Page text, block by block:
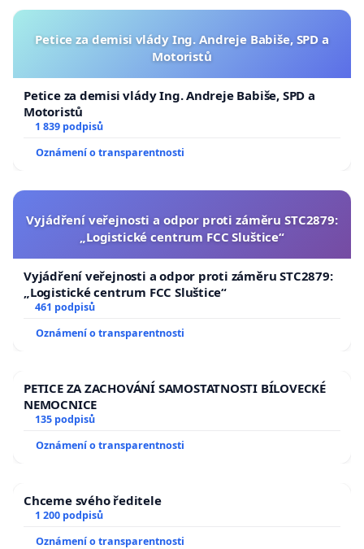
Petice za demisi vlády Ing. Andreje Babiše, SPD a
Motoristů
Petice za demisi vlády Ing. Andreje Babiše, SPD a
Motoristů
1 839 podpisů
Oznámení o transparentnosti
Vyjádření veřejnosti a odpor proti záměru STC2879:
„Logistické centrum FCC Sluštice“
Vyjádření veřejnosti a odpor proti záměru STC2879:
„Logistické centrum FCC Sluštice“
461 podpisů
Oznámení o transparentnosti
PETICE ZA ZACHOVÁNÍ SAMOSTATNOSTI BÍLOVECKÉ
NEMOCNICE
135 podpisů
Oznámení o transparentnosti
Chceme svého ředitele
1 200 podpisů
Oznámení o transparentnosti